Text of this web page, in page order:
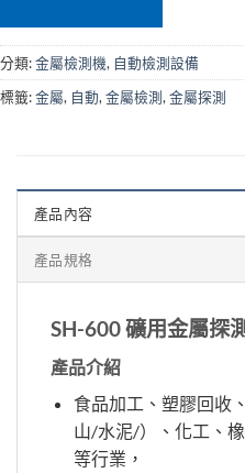
分類:金屬檢測機, 自動檢測設備
標籤:金屬, 自動,金屬檢測,金屬探測
產品內容
產品規格
SH-600 礦用金屬探
產品介紹
食品加工、塑膠回收
山/水泥/）、化工、
等行業，